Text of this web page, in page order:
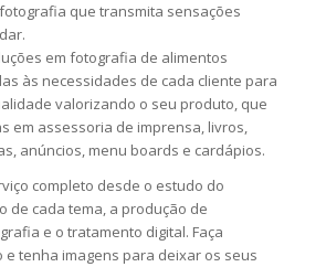
que transmita sensações
em fotografia de alimentos
às necessidades de cada cliente para
valorizando o seu produto, que
em assessoria de imprensa, livros,
anúncios, menu boards e cardápios.
completo desde o estudo do
de cada tema, a produção de
e o tratamento digital. Faça
tenha imagens para deixar os seus